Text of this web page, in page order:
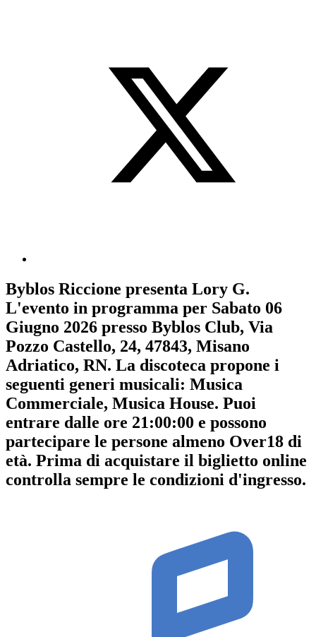
Byblos Riccione presenta Lory G.
L'evento in programma per Sabato 06
Giugno 2026 presso Byblos Club, Via
Pozzo Castello, 24, 47843, Misano
Adriatico, RN. La discoteca propone i
seguenti generi musicali: Musica
Commerciale, Musica House. Puoi
entrare dalle ore 21:00:00 e possono
partecipare le persone almeno Over18 di
età. Prima di acquistare il biglietto online
controlla sempre le condizioni d'ingresso.